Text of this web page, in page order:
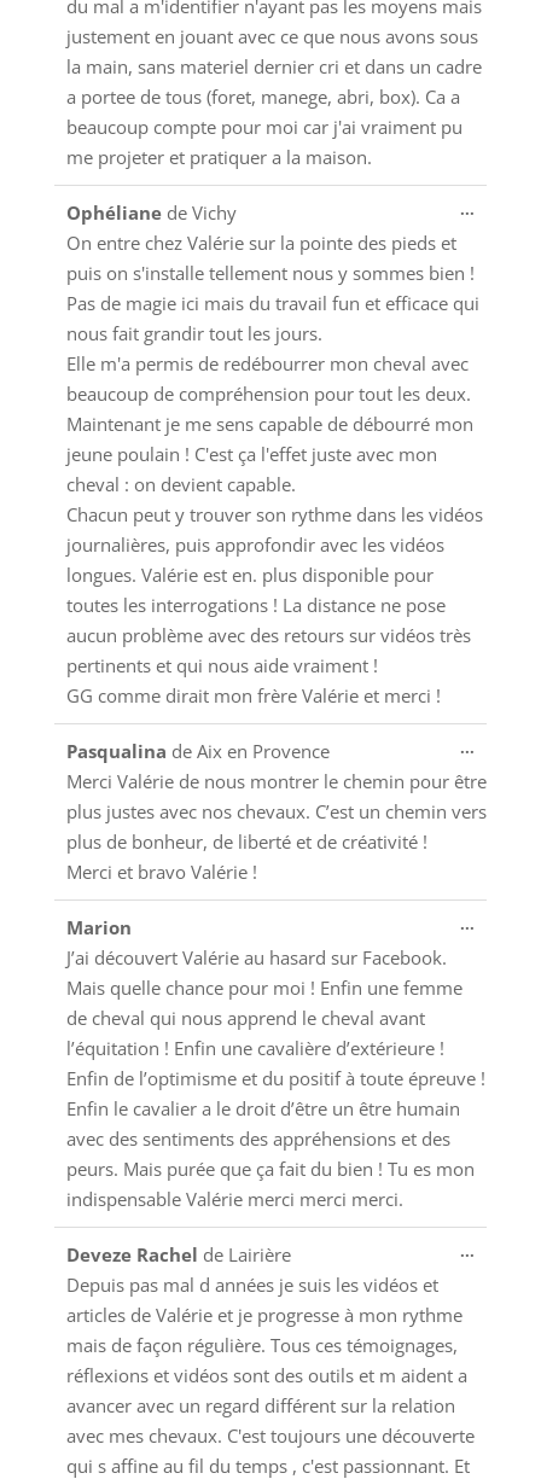
du mal a m'identifier n'ayant pas les moyens mais
justement en jouant avec ce que nous avons sous
la main, sans materiel dernier cri et dans un cadre
a portee de tous (foret, manege, abri, box). Ca a
beaucoup compte pour moi car j'ai vraiment pu
me projeter et pratiquer a la maison.
Ophéliane de Vichy
On entre chez Valérie sur la pointe des pieds et
puis on s'installe tellement nous y sommes bien !
Pas de magie ici mais du travail fun et efficace qui
nous fait grandir tout les jours.
Elle m'a permis de redébourrer mon cheval avec
beaucoup de compréhension pour tout les deux.
Maintenant je me sens capable de débourré mon
jeune poulain ! C'est ça l'effet juste avec mon
cheval : on devient capable.
Chacun peut y trouver son rythme dans les vidéos
journalières, puis approfondir avec les vidéos
longues. Valérie est en. plus disponible pour
toutes les interrogations ! La distance ne pose
aucun problème avec des retours sur vidéos très
pertinents et qui nous aide vraiment !
GG comme dirait mon frère Valérie et merci !
...
Pasqualina de Aix en Provence
Merci Valérie de nous montrer le chemin pour être
plus justes avec nos chevaux. C’est un chemin vers
plus de bonheur, de liberté et de créativité !
Merci et bravo Valérie !
...
boîte
méta.
Marion
J’ai découvert Valérie au hasard sur Facebook.
Mais quelle chance pour moi ! Enfin une femme
de cheval qui nous apprend le cheval avant
l’équitation ! Enfin une cavalière d’extérieure !
Enfin de l’optimisme et du positif à toute épreuve !
Enfin le cavalier a le droit d’être un être humain
avec des sentiments des appréhensions et des
peurs. Mais purée que ça fait du bien ! Tu es mon
indispensable Valérie merci merci merci.
...
Deveze Rachel de Lairière
Depuis pas mal d années je suis les vidéos et
articles de Valérie et je progresse à mon rythme
mais de façon régulière. Tous ces témoignages,
réflexions et vidéos sont des outils et m aident a
avancer avec un regard différent sur la relation
avec mes chevaux. C'est toujours une découverte
qui s affine au fil du temps , c'est passionnant. Et
...